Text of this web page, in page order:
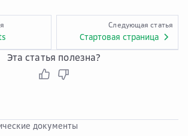
Следующая статья
Стартовая страница
Эта статья полезна?
документы